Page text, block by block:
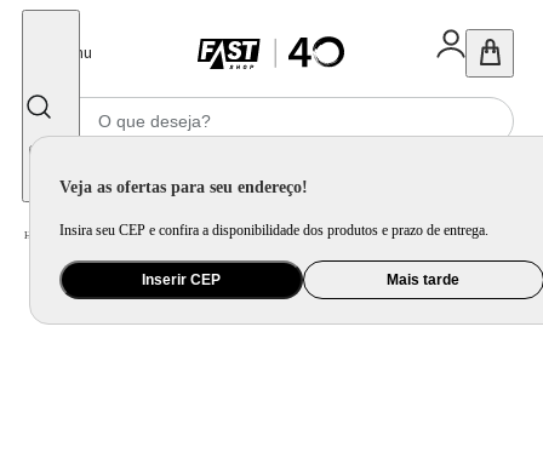
Menu
Veja as ofertas para seu endereço!
Insira seu CEP e confira a disponibilidade dos produtos e prazo de entrega.
Inserir CEP Mais tarde
Home Eletroportátil / Equipamento de Limpeza / Passadeira à Vapor